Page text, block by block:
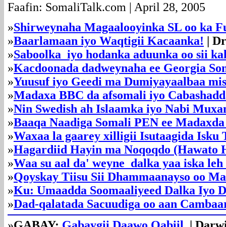
Faafin: SomaliTalk.com | April 28, 2005
»Shirweynaha Magaalooyinka SL oo ka
»Baarlamaan iyo Waqtigii Kacaanka! |
»Saboolka iyo hodanka aduunka oo sii
»Kacdoonada dadweynaha ee Georgia
»Yuusuf iyo Geedi ma Dumiyayaalbaa
»Madaxa BBC da afsomali iyo
»Nin Swedish ah Islaamka iyo Nabi
»Baaqa Naadiga Somali PEN ee
»Waxaa la gaarey xilligii Isutaagida Isku
»Hagardiid Hayin ma Noqoqdo (Hawato
»Waa su aal da' weyne dalka yaa iska
»Qoyskay Tiisu Sii Dhammaanayso oo
»Ku: Umaadda Soomaaliyeed Dalka Iyo
»Dad-qalatada Sacuudiga oo aan